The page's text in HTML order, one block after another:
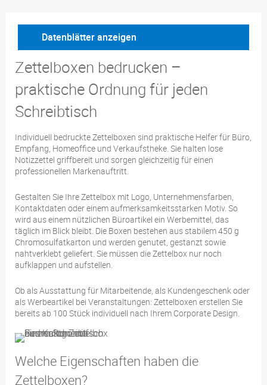
Datenblätter anzeigen
Zettelboxen bedrucken –
praktische Ordnung für jeden
Schreibtisch
Individuell bedruckte Zettelboxen sind praktische Helfer für Büro,
Empfang, Homeoffice und Verkaufstheke. Sie halten lose
Notizzettel griffbereit und sorgen gleichzeitig für einen
professionellen Markenauftritt.
Gestalten Sie Ihre Zettelbox mit Logo, Unternehmensfarben,
Kontaktdaten oder einem aufmerksamkeitsstarken Motiv. So
wird aus einem nützlichen Büroartikel ein Werbemittel, das
täglich im Blick bleibt. Die Boxen bestehen aus stabilem 450 g
Chromosulfatkarton und werden genutet, gestanzt sowie
nahtverklebt geliefert. Sie müssen die Zettelbox nur noch
aufklappen und aufstellen.
Ob als Ausstattung für Mitarbeitende, als Kundengeschenk oder
als Werbeartikel bei Veranstaltungen: Zettelboxen erstellen Sie
bereits ab 100 Stück individuell nach Ihrem Corporate Design.
Welche Eigenschaften haben die
Zettelboxen?